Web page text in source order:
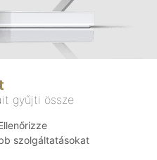
gyűjti össze
szolgáltatásokat